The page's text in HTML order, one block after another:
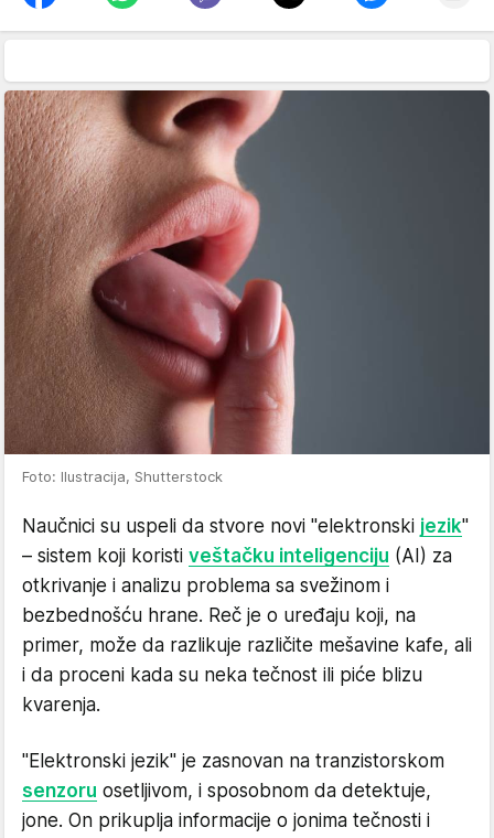
Foto: Ilustracija, Shutterstock
Naučnici su uspeli da stvore novi "elektronski jezik"
– sistem koji koristi veštačku inteligenciju (AI) za
otkrivanje i analizu problema sa svežinom i
bezbednošću hrane. Reč je o uređaju koji, na
primer, može da razlikuje različite mešavine kafe, ali
i da proceni kada su neka tečnost ili piće blizu
kvarenja.
"Elektronski jezik" je zasnovan na tranzistorskom
senzoru osetljivom, i sposobnom da detektuje,
jone. On prikuplja informacije o jonima tečnosti i